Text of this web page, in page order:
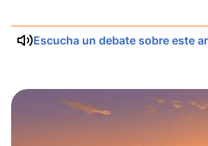
Escucha un debate sobre este